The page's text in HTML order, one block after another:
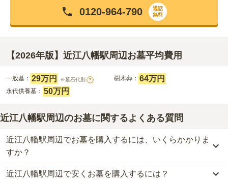
0120-964-790
通話
無料
【2026年版】近江八幡駅周辺お墓平均費用
一般墓： 29万円 ※墓石代別 ? 樹木葬： 64万円
永代供養墓： 50万円
近江八幡駅周辺のお墓に関するよくある質問
近江八幡駅周辺でお墓を購入するには、いくらかかりま
すか？
近江八幡駅周辺での購入費用の目安は、一般墓が約174万円、樹木
近江八幡駅周辺で安くお墓を購入するには？